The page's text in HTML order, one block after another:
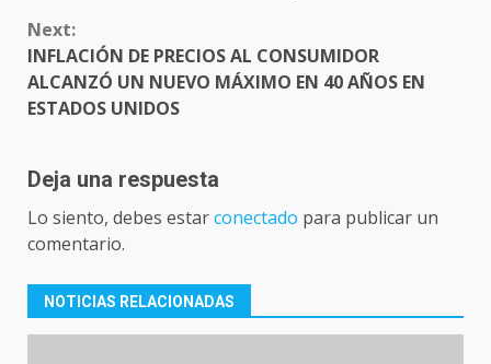
Next:
INFLACIÓN DE PRECIOS AL CONSUMIDOR
ALCANZÓ UN NUEVO MÁXIMO EN 40 AÑOS EN
ESTADOS UNIDOS
Deja una respuesta
Lo siento, debes estarconectado para publicar un
comentario.
NOTICIAS RELACIONADAS